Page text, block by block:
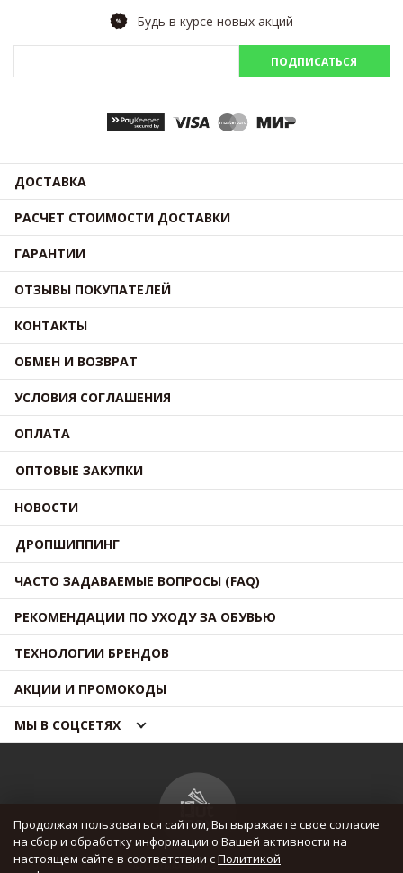
Будь в курсе новых акций
ПОДПИСАТЬСЯ
ДОСТАВКА
РАСЧЕТ СТОИМОСТИ ДОСТАВКИ
ГАРАНТИИ
ОТЗЫВЫ ПОКУПАТЕЛЕЙ
КОНТАКТЫ
ОБМЕН И ВОЗВРАТ
УСЛОВИЯ СОГЛАШЕНИЯ
ОПЛАТА
ОПТОВЫЕ ЗАКУПКИ
НОВОСТИ
ДРОПШИППИНГ
ЧАСТО ЗАДАВАЕМЫЕ ВОПРОСЫ (FAQ)
РЕКОМЕНДАЦИИ ПО УХОДУ ЗА ОБУВЬЮ
ТЕХНОЛОГИИ БРЕНДОВ
АКЦИИ И ПРОМОКОДЫ
МЫ В СОЦСЕТЯХ
© OUTMAXSHOP 2012 — 2026
Продолжая пользоваться сайтом, Вы выражаете свое согласие
на сбор и обработку информации о Вашей активности на
настоящем сайте в соответствии сПолитикой